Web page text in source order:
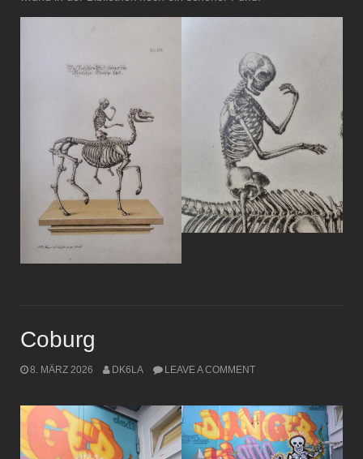
Coburg
8. MÄRZ 2026 DK6LA LEAVE A COMMENT